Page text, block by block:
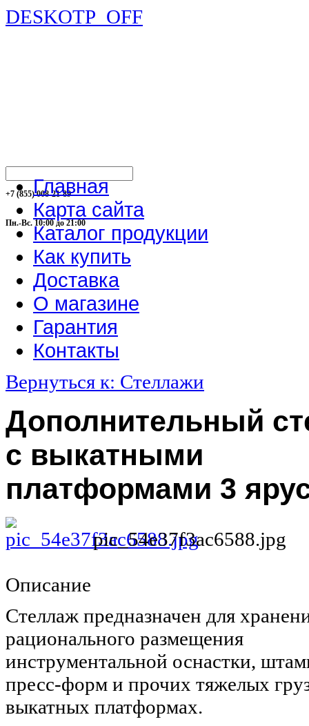
DESKOTP_OFF
+7 (855) 008-21-89
Пн.-Вс. 10:00 до 21:00
Главная
Карта сайта
Каталог продукции
Как купить
Доставка
О магазине
Гарантия
Контакты
Вернуться к: Стеллажи
Дополнительный
с выкатными
платформами 3
pic_54e37f3ac6588.jpg
Описание
Стеллаж предназначен для
рационального размещения
инструментальной оснастки,
пресс-форм и прочих тяжелых
выкатных платформах.